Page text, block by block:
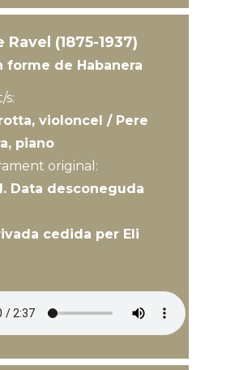
Ravel (1875-1937)
forme de Habanera
violoncel / Pere
piano
original:
Data desconeguda
cedida per Eli